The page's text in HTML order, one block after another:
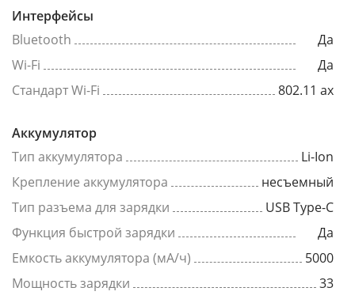
Интерфейсы
Bluetooth
Да
Wi-Fi
Да
Стандарт Wi-Fi
802.11 ax
Аккумулятор
Тип аккумулятора
Li-Ion
Крепление аккумулятора
несъемный
Тип разъема для зарядки
USB Type-C
Функция быстрой зарядки
Да
Емкость аккумулятора (мА/ч)
5000
Мощность зарядки
33